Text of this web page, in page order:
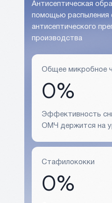
Антисептическая
помощью распыления
антисептического
производства
0%
0%
Общее микробное
Стафилококки
Эффективность
ОМЧ держится на